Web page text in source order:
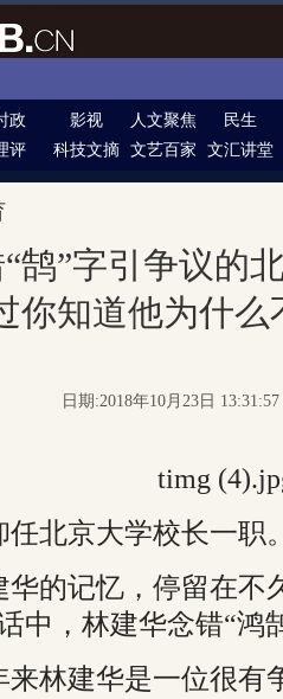
政 影视 人文聚焦
民生
评 科技文摘 文艺百家 文汇讲堂
鹄”字引争议的
你知道他为什么
日期:2018年10月23日
任北京大学校长一职
的记忆，停留在不
中，林建华念错“鸿
林建华是一位很有